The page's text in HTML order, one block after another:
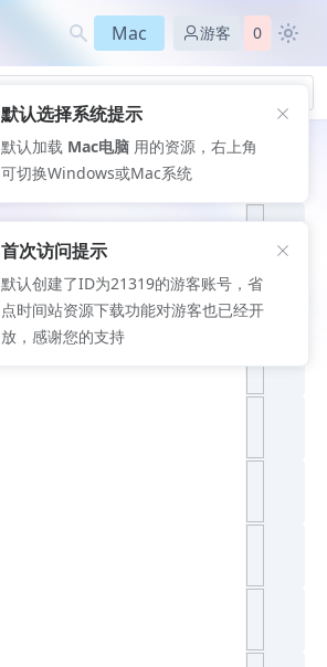
Mac 游客 0
推荐文
默认选择系统提示
默认加载 Mac电脑 用的资源，右上角
可切换Windows或Mac系统
首次访问提示
默认创建了ID为21319的游客账号，省
点时间站资源下载功能对游客也已经开
放，感谢您的支持